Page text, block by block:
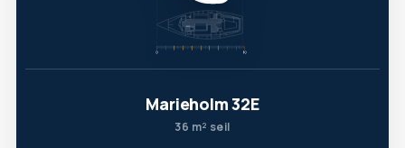
Marieholm 32E
36 m² seil